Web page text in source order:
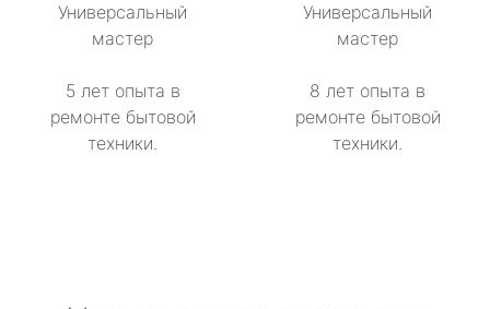
Универсальный
мастер
5 лет опыта в
ремонте бытовой
техники.
Универсальный
мастер
8 лет опыта в
ремонте бытовой
техники.